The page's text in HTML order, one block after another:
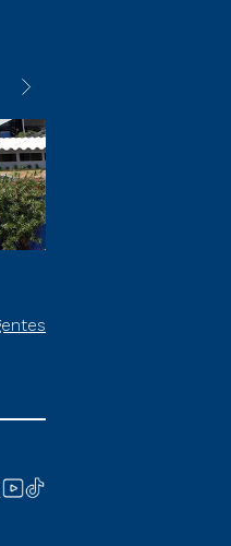
na prova on-line
é um formato do